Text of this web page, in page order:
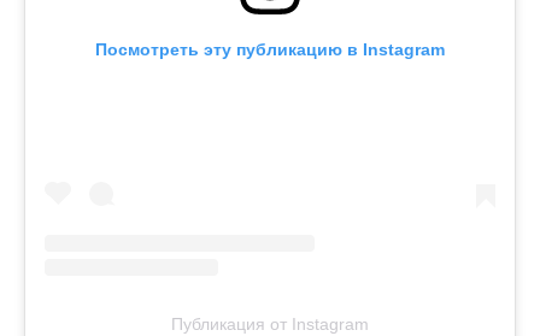
Посмотреть эту публикацию в Instagram
Публикация от Instagram